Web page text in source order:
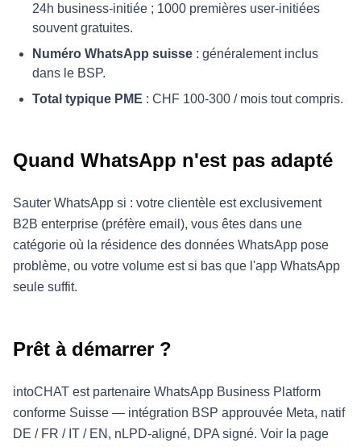
24h business-initiée ; 1000 premières user-initiées
souvent gratuites.
Numéro WhatsApp suisse : généralement inclus
dans le BSP.
Total typique PME : CHF 100-300 / mois tout compris.
Quand WhatsApp n'est pas adapté
Sauter WhatsApp si : votre clientèle est exclusivement
B2B enterprise (préfère email), vous êtes dans une
catégorie où la résidence des données WhatsApp pose
problème, ou votre volume est si bas que l'app WhatsApp
seule suffit.
Prêt à démarrer ?
intoCHAT est partenaire WhatsApp Business Platform
conforme Suisse — intégration BSP approuvée Meta, natif
DE / FR / IT / EN, nLPD-aligné, DPA signé. Voir la page